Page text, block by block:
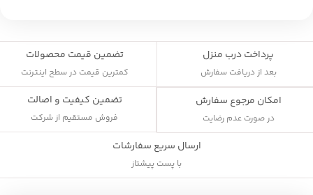
پرداخت درب منزل
بعد از دریافت سفارش
تضمین قیمت محصولات
کمترین قیمت در سطح اینترنت
امکان مرجوع سفارش
در صورت عدم رضایت
تضمین کیفیت و اصالت
فروش مستقیم از شرکت
ارسال سریع سفارشات
با پست پیشتاز